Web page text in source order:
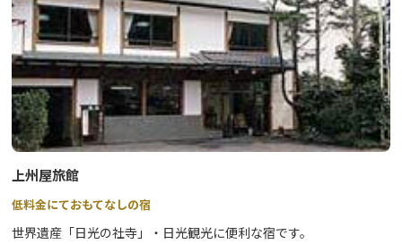
カニなどの豪華メニューからデザートまで、こだわりのメニューを
ご用意しておりますので、思う存分ご堪能ください。
上州屋旅館
低料金にておもてなしの宿
世界遺産「日光の社寺」・日光観光に便利な宿です。